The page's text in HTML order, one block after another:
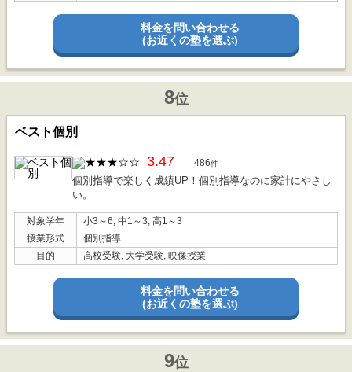
料金を問い合わせる
(お近くの塾を選ぶ)
8位
ベスト個別
3.47 486件
個別指導で楽しく成績UP！個別指導なのに家計にやさし
い。
対象学年
小3～6, 中1～3, 高1～3
授業形式
個別指導
目的
高校受験, 大学受験, 映像授業
料金を問い合わせる
(お近くの塾を選ぶ)
9位